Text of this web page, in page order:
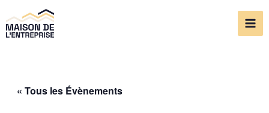
au
contenu
« Tous les Évènements